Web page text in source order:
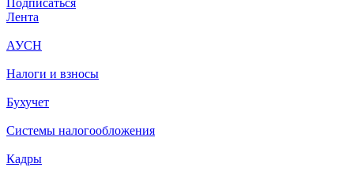
Подписаться
Лента
АУСН
Налоги и взносы
Бухучет
Системы налогообложения
Кадры